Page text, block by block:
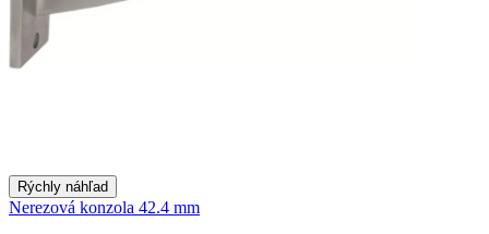
Rýchly náhľad
Nerezová konzola 42.4 mm